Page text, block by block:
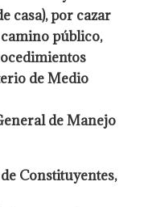
casa), por cazar
público,
de Medio
de Manejo
Constituyentes,